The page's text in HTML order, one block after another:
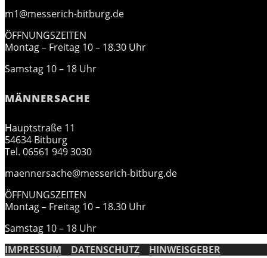
m1@messerich-bitburg.de
ÖFFNUNGSZEITEN
Montag – Freitag 10 – 18.30 Uhr
Samstag 10 – 18 Uhr
MÄNNERSACHE
Hauptstraße 11
54634 Bitburg
Tel. 06561 949 3030
maennersache@messerich-bitburg.de
ÖFFNUNGSZEITEN
Montag – Freitag 10 – 18.30 Uhr
Samstag 10 – 18 Uhr
IMPRESSUM
DATENSCHUTZ HINWEISGEBER